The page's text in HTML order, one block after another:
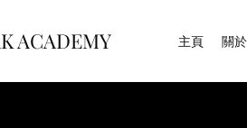
ACADEMY 主頁 關